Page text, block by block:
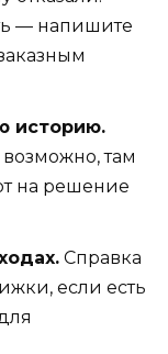
— напишите
историю.
там
на решение
Справка
если есть